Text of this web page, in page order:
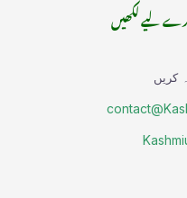
لیے لکھیں
کریں